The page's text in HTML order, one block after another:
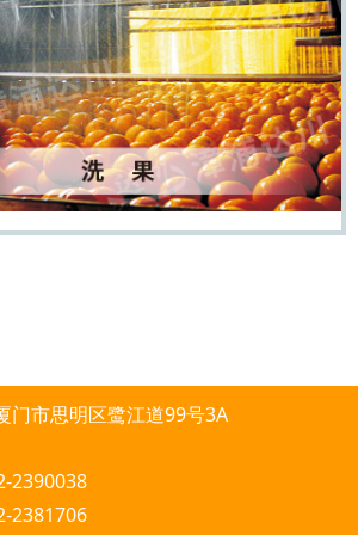
门市思明区鹭江道99号3A
2390038
2381706